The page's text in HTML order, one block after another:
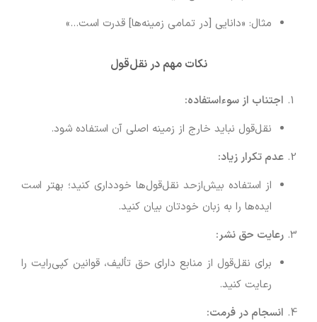
مثال: «دانایی [در تمامی زمینه‌ها] قدرت است…»
نکات مهم در نقل‌قول
اجتناب از سوءاستفاده:
نقل‌قول نباید خارج از زمینه اصلی آن استفاده شود.
عدم تکرار زیاد:
از استفاده بیش‌ازحد نقل‌قول‌ها خودداری کنید؛ بهتر است
ایده‌ها را به زبان خودتان بیان کنید.
رعایت حق نشر:
برای نقل‌قول از منابع دارای حق تألیف، قوانین کپی‌رایت را
رعایت کنید.
انسجام در فرمت: